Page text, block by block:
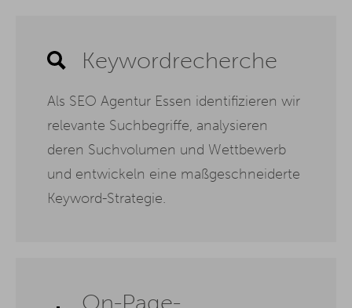
Keywordrecherche
Als SEO Agentur Essen identifizieren wir
relevante Suchbegriffe, analysieren
deren Suchvolumen und Wettbewerb
und entwickeln eine maßgeschneiderte
Keyword-Strategie.
On-Page-